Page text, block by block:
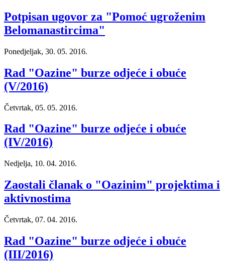
Potpisan ugovor za "Pomoć ugroženim
Belomanastircima"
Ponedjeljak, 30. 05. 2016.
Rad "Oazine" burze odjeće i obuće
(V/2016)
Četvrtak, 05. 05. 2016.
Rad "Oazine" burze odjeće i obuće
(IV/2016)
Nedjelja, 10. 04. 2016.
Zaostali članak o "Oazinim" projektima i
aktivnostima
Četvrtak, 07. 04. 2016.
Rad "Oazine" burze odjeće i obuće
(III/2016)